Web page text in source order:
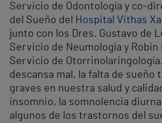
Servicio de Odontología y co-
del Sueño del
Hospital Vithas
junto con los Dres. Gustavo de
Servicio de Neumología y Robin
Servicio de Otorrinolaringología.
descansa mal, la falta de sueño
graves en nuestra salud y
insomnio, la somnolencia
algunos de los trastornos del